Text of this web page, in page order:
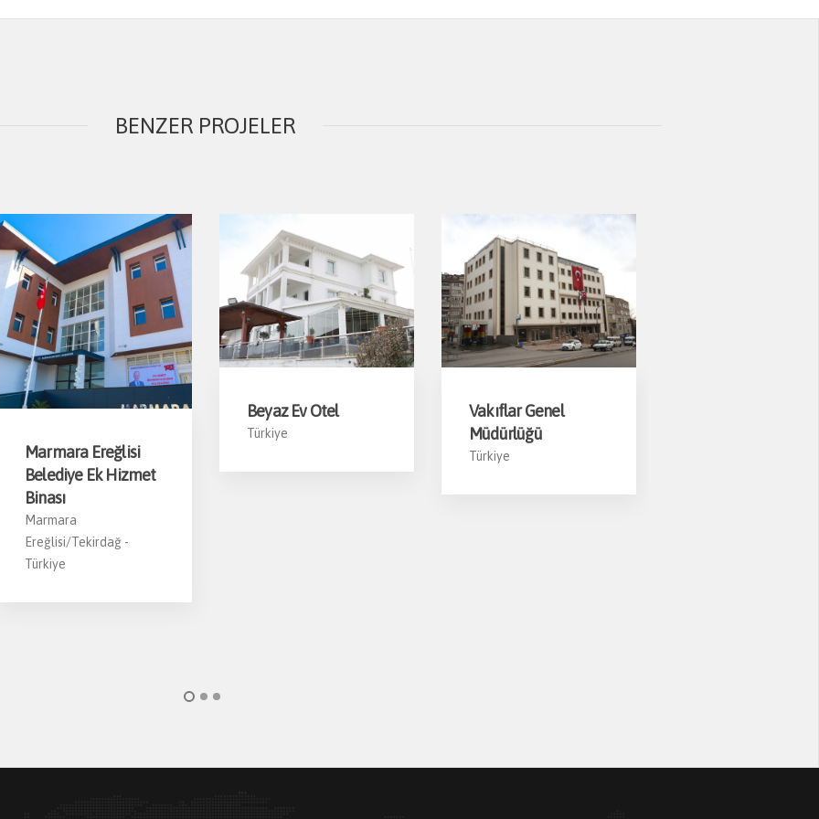
BENZER PROJELER
Marmara Ereğlisi
Belediye Ek Hizmet
Binası
Marmara
Ereğlisi/Tekirdağ -
Türkiye
Beyaz Ev Otel
Türkiye
Vakıflar Genel
Müdürlüğü
Türkiye